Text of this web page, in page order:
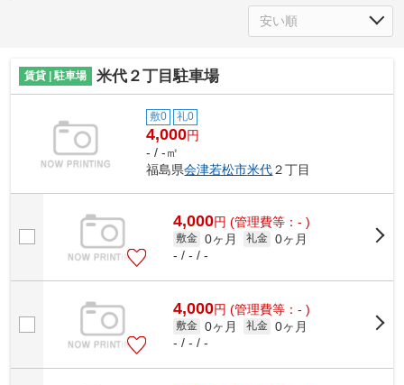
賃貸 | 駐車場 米代２丁目駐車場
敷0 礼0
4,000円
- / -㎡
福島県会津若松市米代２丁目
4,000円 (管理費等：- )
敷金 0ヶ月 礼金 0ヶ月
- / - / -
4,000円 (管理費等：- )
敷金 0ヶ月 礼金 0ヶ月
- / - / -